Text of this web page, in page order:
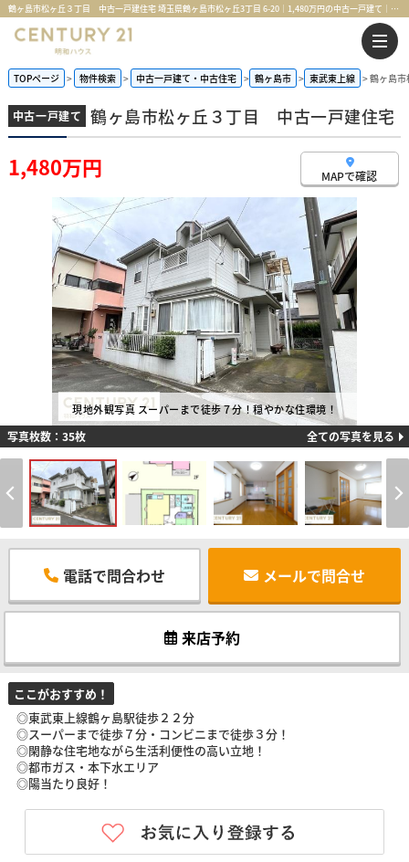
鶴ヶ島市松ヶ丘３丁目 中古一戸建住宅 埼玉県鶴ヶ島市松ヶ丘3丁目 6-20｜1,480万円の中古一戸建て｜センチュリー21明和ハウス
TOPページ 物件検索 中古一戸建て・中古住宅 鶴ヶ島市 東武東上線 鶴ヶ島
中古一戸建て 鶴ヶ島市松ヶ丘３丁目 中古一戸建住宅
1,480万円 MAPで確認
現地外観写真 スーパーまで徒歩７分！穏やかな住環境！
写真枚数：35枚 全ての写真を見る
電話で問合わせ メールで問合せ
来店予約
ここがおすすめ！
◎東武東上線鶴ヶ島駅徒歩２２分
◎スーパーまで徒歩７分・コンビニまで徒歩３分！
◎閑静な住宅地ながら生活利便性の高い立地！
◎都市ガス・本下水エリア
◎陽当たり良好！